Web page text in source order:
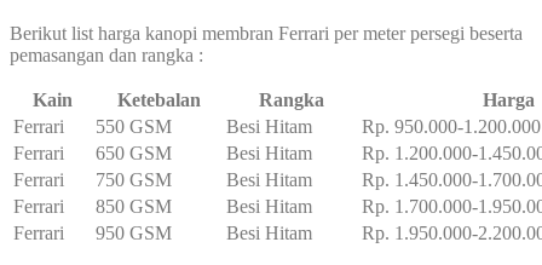
Berikut list harga kanopi membran Ferrari per meter persegi beserta
pemasangan dan rangka :
Kain Ketebalan Rangka
Harga
Ferrari
550 GSM Besi Hitam
Rp. 950.000-1.200.000
Ferrari
650 GSM Besi Hitam
Rp. 1.200.000-
Ferrari
750 GSM Besi Hitam
Rp. 1.450.000-
Ferrari
850 GSM Besi Hitam
Rp. 1.700.000-
Ferrari
950 GSM Besi Hitam Rp. 1.950.000-